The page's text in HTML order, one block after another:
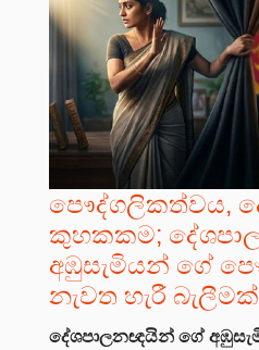
පෞද්ගලිකත්වය,
කුහකකම;
අඹුසැමියන් ගේ
නැවත හැරී බැලීමක්
දේශපාලනඥයින් ගේ